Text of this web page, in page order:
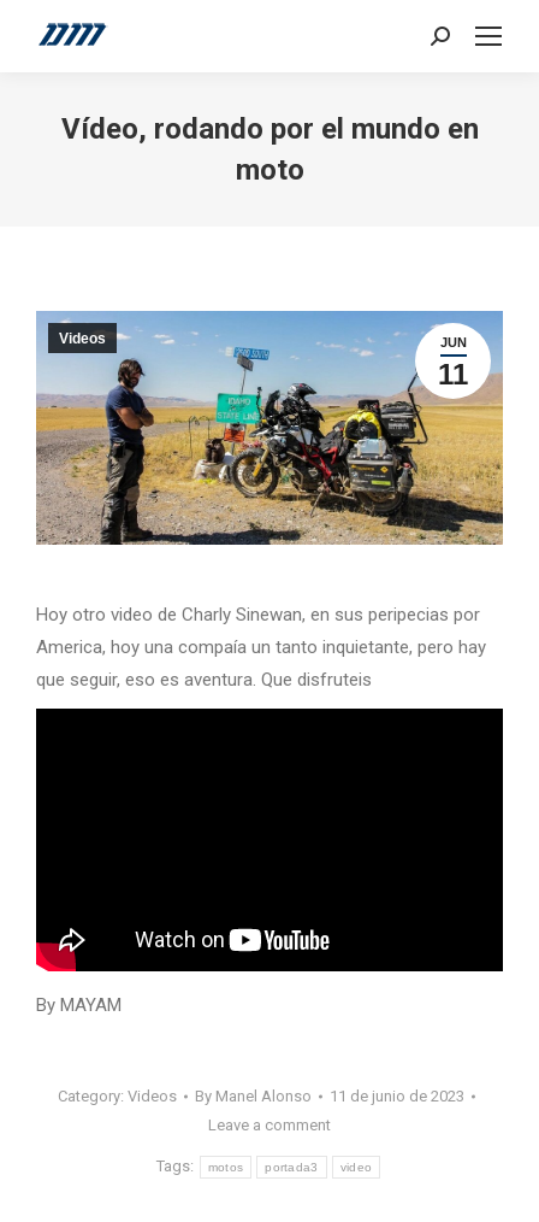
Search:
Vídeo, rodando por el mundo en
moto
JUN
11
Videos
Hoy otro video de Charly Sinewan, en sus peripecias por
America, hoy una compaía un tanto inquietante, pero hay
que seguir, eso es aventura. Que disfruteis
By MAYAM
Category: Videos By Manel Alonso
11 de junio de 2023
Leave a comment
Tags: motos portada3 video